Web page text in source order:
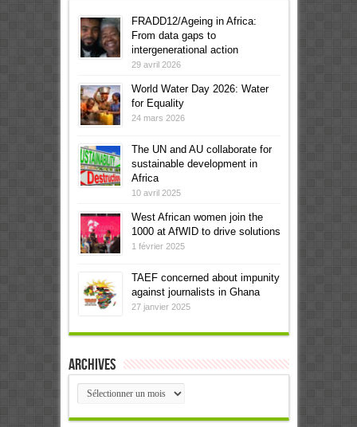
FRADD12/Ageing in Africa:
From data gaps to
intergenerational action
29 avril 2026
World Water Day 2026: Water
for Equality
24 mars 2026
The UN and AU collaborate for
sustainable development in
Africa
10 avril 2025
West African women join the
1000 at AfWID to drive solutions
1 février 2025
TAEF concerned about impunity
against journalists in Ghana
27 janvier 2025
Archives
Archives